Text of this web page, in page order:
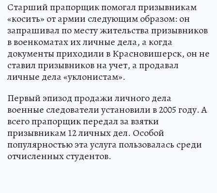
Старший прапорщик помогал призывникам
«косить» от армии следующим образом: он
запрашивал по месту жительства призывников
в военкоматах их личные дела, а когда
документы приходили в Красновишерск, он не
ставил призывников на учет, а продавал
личные дела «уклонистам».
Первый эпизод продажи личного дела
военные следователи установили в 2005 году. А
всего прапорщик передал за взятки
призывникам 12 личных дел. Особой
популярностью эта услуга пользовалась среди
отчисленных студентов.